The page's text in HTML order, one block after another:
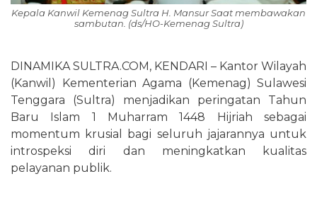
Kepala Kanwil Kemenag Sultra H. Mansur Saat membawakan
sambutan. (ds/HO-Kemenag Sultra)
DINAMIKA SULTRA.COM, KENDARI – Kantor Wilayah
(Kanwil) Kementerian Agama (Kemenag) Sulawesi
Tenggara (Sultra) menjadikan peringatan Tahun
Baru Islam 1 Muharram 1448 Hijriah sebagai
momentum krusial bagi seluruh jajarannya untuk
introspeksi diri dan meningkatkan kualitas
pelayanan publik.